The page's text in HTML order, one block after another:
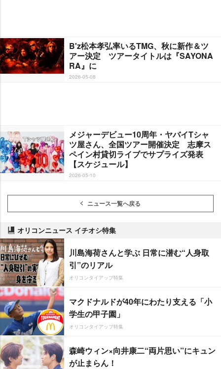
B'z松本孝弘率いるTMG、秋に新作＆ツ
アー決定 ツアータイトルは『SAYONA
RA』に
2026-05-08
メジャーデビュー10周年・ヤバイTシャ
ツ屋さん、全国ツアー開催決定 志摩ス
ペイン村貸切ライブでサプライズ発表
【スケジュール】
2026-05-10
ニュース一覧へ戻る
オリコンニュース イチオシ特集
川島海荷さんと学ぶ 日常に潜む“人身取
引”のリアル
オリコンタイアップ特集
マクドナルドが40年にわたり支える「小
学生の甲子園」
オリコンタイアップ特集
森崎ウィン×向井康二“両片思い”にキュン
が止まらん！